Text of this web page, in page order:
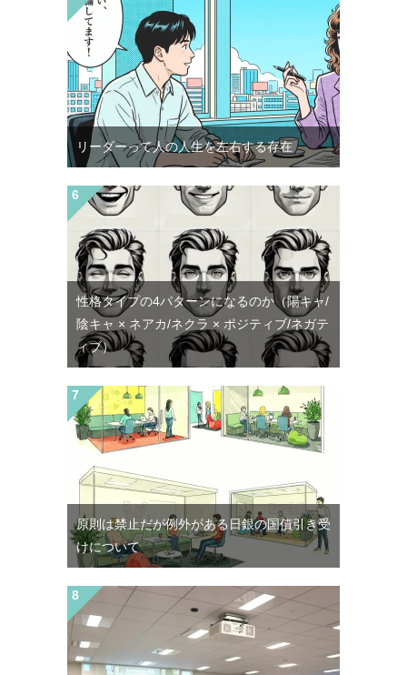
リーダーって人の人生を左右する存在
性格タイプの4パターンになるのか（陽キャ/
陰キャ × ネアカ/ネクラ × ポジティブ/ネガテ
ィブ）
原則は禁止だが例外がある日銀の国債引き受
けについて